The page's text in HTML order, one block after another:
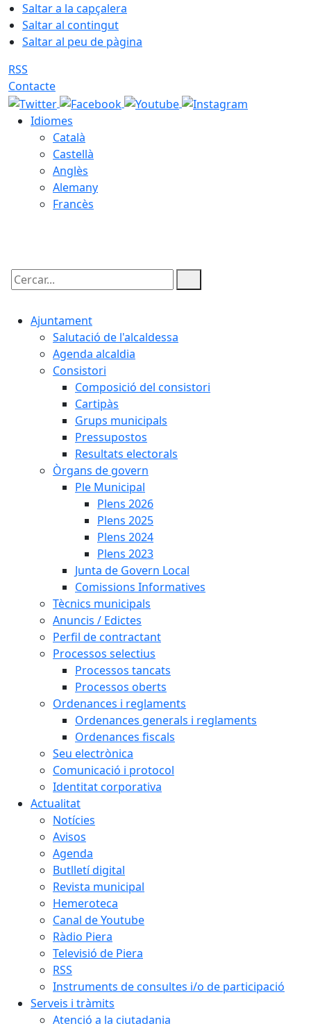
Saltar a la capçalera
Saltar al contingut
Saltar al peu de pàgina
RSS
Contacte
Idiomes
Català
Castellà
Anglès
Alemany
Francès
Cercar:
Ajuntament
Salutació de l'alcaldessa
Agenda alcaldia
Consistori
Composició del consistori
Cartipàs
Grups municipals
Pressupostos
Resultats electorals
Òrgans de govern
Ple Municipal
Plens 2026
Plens 2025
Plens 2024
Plens 2023
Junta de Govern Local
Comissions Informatives
Tècnics municipals
Anuncis / Edictes
Perfil de contractant
Processos selectius
Processos tancats
Processos oberts
Ordenances i reglaments
Ordenances generals i reglaments
Ordenances fiscals
Seu electrònica
Comunicació i protocol
Identitat corporativa
Actualitat
Notícies
Avisos
Agenda
Butlletí digital
Revista municipal
Hemeroteca
Canal de Youtube
Ràdio Piera
Televisió de Piera
RSS
Instruments de consultes i/o de participació
Serveis i tràmits
Atenció a la ciutadania